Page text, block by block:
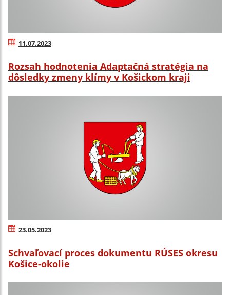
11.07.2023
Rozsah hodnotenia Adaptačná stratégia na
dôsledky zmeny klímy v Košickom kraji
23.05.2023
Schvaľovací proces dokumentu RÚSES okresu
Košice-okolie